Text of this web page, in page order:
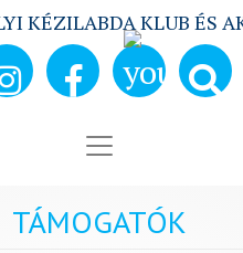
KÉZILABDA KLUB ÉS
TÁMOGATÓK